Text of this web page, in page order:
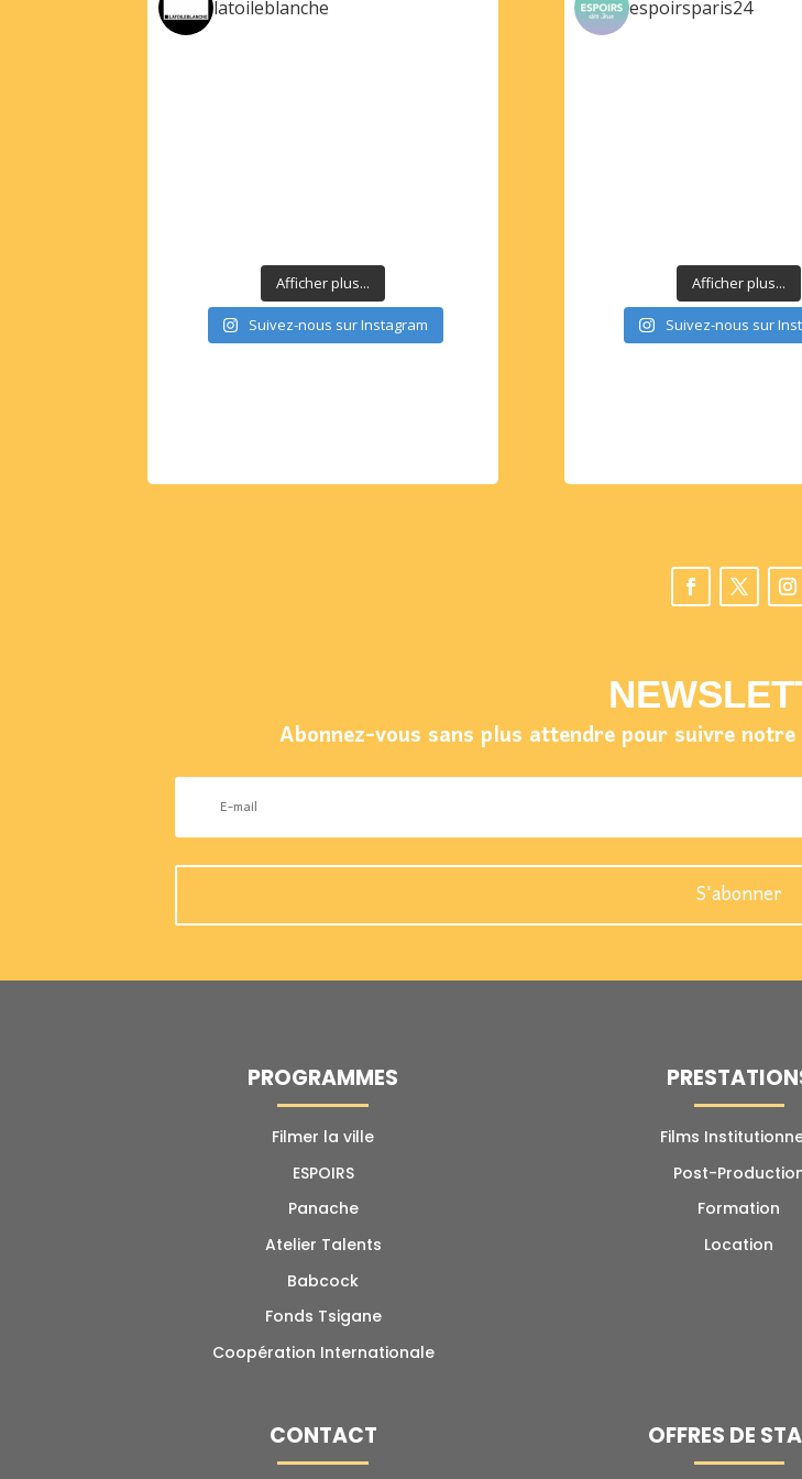
latoileblanche
Afficher plus...
Suivez-nous sur Instagram
espoirsparis24
Afficher plus...
Suivez-nous sur
Abonnez-vous sans plus attendre pour suivre
S'abonner
PROGRAMMES
Filmer la ville
ESPOIRS
Panache
Atelier Talents​
Babcock
Fonds Tsigane
Coopération Internationale
Films
Post-
Formation
Location
CONTACT OFFRES DE